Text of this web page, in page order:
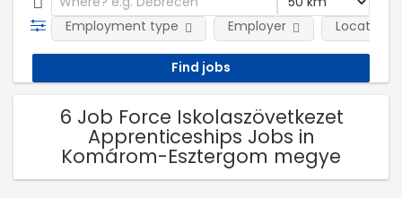
Employment type Employer Location
6 Job Force Iskolaszövetkezet
Apprenticeships Jobs in
Komárom-Esztergom megye